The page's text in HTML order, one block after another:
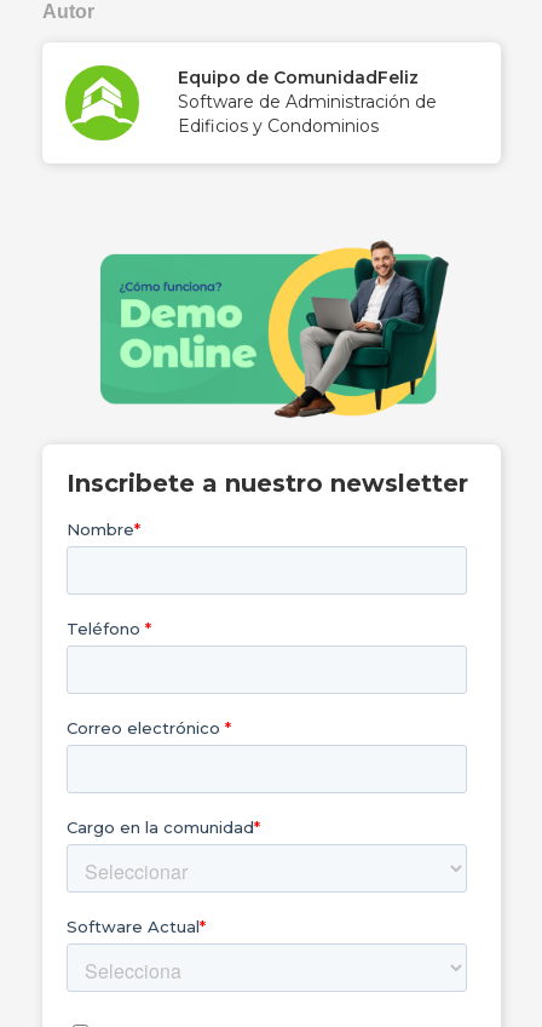
Autor
Equipo de ComunidadFeliz
Software de Administración de
Edificios y Condominios
Inscribete a nuestro newsletter